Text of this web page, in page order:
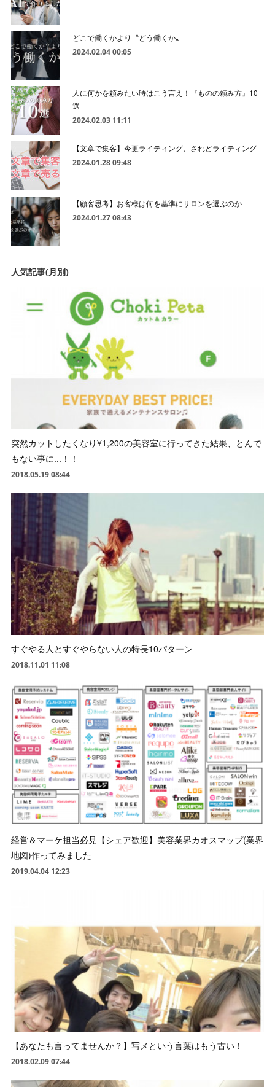
どこで働くかより〝どう働くか〟
2024.02.04 00:05
人に何かを頼みたい時はこう言え！『ものの頼み方』10
選
2024.02.03 11:11
【文章で集客】今更ライティング、されどライティング
2024.01.28 09:48
【顧客思考】お客様は何を基準にサロンを選ぶのか
2024.01.27 08:43
人気記事(月別)
突然カットしたくなり¥1,200の美容室に行ってきた結果、とんで
もない事に...！！
2018.05.19 08:44
すぐやる人とすぐやらない人の特長10パターン
2018.11.01 11:08
経営＆マーケ担当必見【シェア歓迎】美容業界カオスマップ(業界
地図)作ってみました
2019.04.04 12:23
【あなたも言ってませんか？】写メという言葉はもう古い！
2018.02.09 07:44